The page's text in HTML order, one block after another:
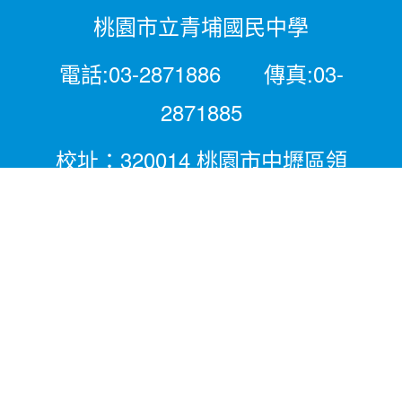
桃園市立青埔國民中學
電話:03-2871886 傳真:03-
2871885
校址：320014 桃園市中壢區領